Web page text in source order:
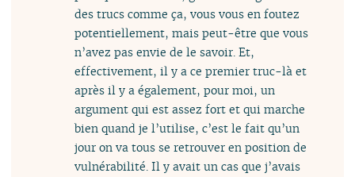
des trucs comme ça, vous vous en foutez
potentiellement, mais peut-être que vous
n’avez pas envie de le savoir. Et,
effectivement, il y a ce premier truc-là et
après il y a également, pour moi, un
argument qui est assez fort et qui marche
bien quand je l’utilise, c’est le fait qu’un
jour on va tous se retrouver en position de
vulnérabilité. Il y avait un cas que j’avais